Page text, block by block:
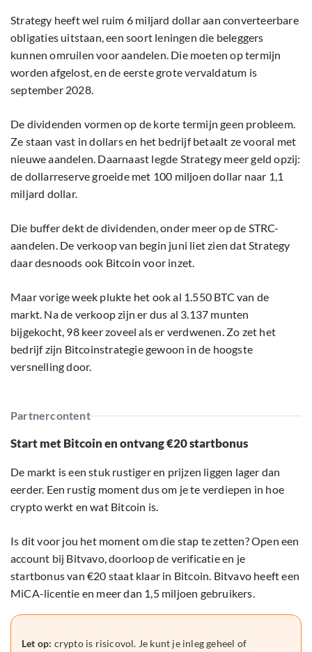
Strategy heeft wel ruim 6 miljard dollar aan converteerbare
obligaties uitstaan, een soort leningen die beleggers
kunnen omruilen voor aandelen. Die moeten op termijn
worden afgelost, en de eerste grote vervaldatum is
september 2028.
De dividenden vormen op de korte termijn geen probleem.
Ze staan vast in dollars en het bedrijf betaalt ze vooral met
nieuwe aandelen. Daarnaast legde Strategy meer geld opzij:
de dollarreserve groeide met 100 miljoen dollar naar 1,1
miljard dollar.
Die buffer dekt de dividenden, onder meer op de STRC-
aandelen. De verkoop van begin juni liet zien dat Strategy
daar desnoods ook Bitcoin voor inzet.
Maar vorige week plukte het ook al 1.550 BTC van de
markt. Na de verkoop zijn er dus al 3.137 munten
bijgekocht, 98 keer zoveel als er verdwenen. Zo zet het
bedrijf zijn Bitcoinstrategie gewoon in de hoogste
versnelling door.
Partnercontent
Start met Bitcoin en ontvang €20 startbonus
De markt is een stuk rustiger en prijzen liggen lager dan
eerder. Een rustig moment dus om je te verdiepen in hoe
crypto werkt en wat Bitcoin is.
Is dit voor jou het moment om die stap te zetten? Open een
account bij Bitvavo, doorloop de verificatie en je
startbonus van €20 staat klaar in Bitcoin. Bitvavo heeft een
MiCA-licentie en meer dan 1,5 miljoen gebruikers.
Let op: crypto is risicovol. Je kunt je inleg geheel of